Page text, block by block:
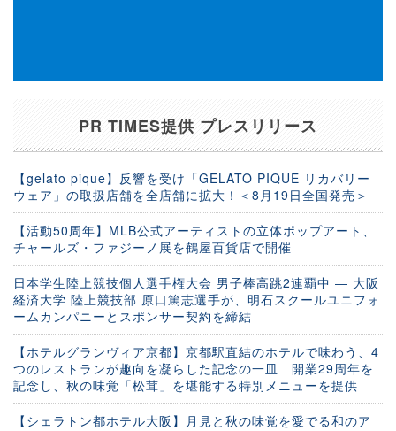
PR TIMES提供 プレスリリース
【gelato pique】反響を受け「GELATO PIQUE リカバリー
ウェア」の取扱店舗を全店舗に拡大！＜8月19日全国発売＞
【活動50周年】MLB公式アーティストの立体ポップアート、
チャールズ・ファジーノ展を鶴屋百貨店で開催
日本学生陸上競技個人選手権大会 男子棒高跳2連覇中 ― 大阪
経済大学 陸上競技部 原口篤志選手が、明石スクールユニフォ
ームカンパニーとスポンサー契約を締結
【ホテルグランヴィア京都】京都駅直結のホテルで味わう、4
つのレストランが趣向を凝らした記念の一皿 開業29周年を
記念し、秋の味覚「松茸」を堪能する特別メニューを提供
【シェラトン都ホテル大阪】月見と秋の味覚を愛でる和のア